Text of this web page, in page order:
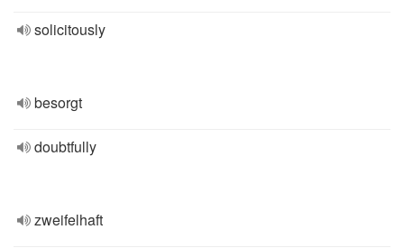
solicitously
besorgt
doubtfully
zweifelhaft